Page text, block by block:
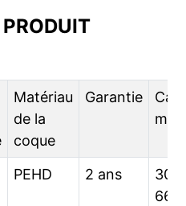
Matériau
de la
coque
Garantie
PEHD 2 ans
300
661